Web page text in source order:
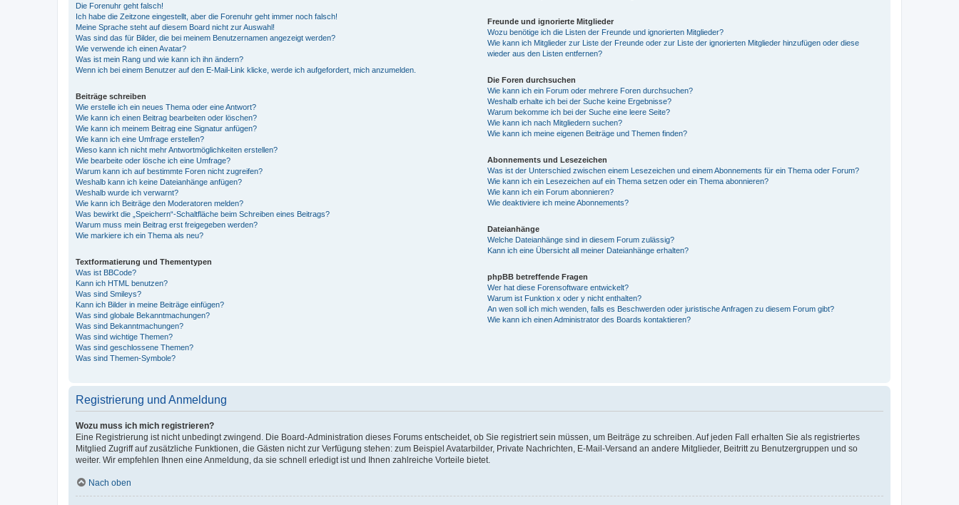
Die Forenuhr geht falsch!
Ich habe die Zeitzone eingestellt, aber die Forenuhr geht immer noch falsch!
Meine Sprache steht auf diesem Board nicht zur Auswahl!
Was sind das für Bilder, die bei meinem Benutzernamen angezeigt werden?
Wie verwende ich einen Avatar?
Was ist mein Rang und wie kann ich ihn ändern?
Wenn ich bei einem Benutzer auf den E-Mail-Link klicke, werde ich aufgefordert, mich anzumelden.
Beiträge schreiben
Wie erstelle ich ein neues Thema oder eine Antwort?
Wie kann ich einen Beitrag bearbeiten oder löschen?
Wie kann ich meinem Beitrag eine Signatur anfügen?
Wie kann ich eine Umfrage erstellen?
Wieso kann ich nicht mehr Antwortmöglichkeiten erstellen?
Wie bearbeite oder lösche ich eine Umfrage?
Warum kann ich auf bestimmte Foren nicht zugreifen?
Weshalb kann ich keine Dateianhänge anfügen?
Weshalb wurde ich verwarnt?
Wie kann ich Beiträge den Moderatoren melden?
Was bewirkt die „Speichern“-Schaltfläche beim Schreiben eines Beitrags?
Warum muss mein Beitrag erst freigegeben werden?
Wie markiere ich ein Thema als neu?
Textformatierung und Thementypen
Was ist BBCode?
Kann ich HTML benutzen?
Was sind Smileys?
Kann ich Bilder in meine Beiträge einfügen?
Was sind globale Bekanntmachungen?
Was sind Bekanntmachungen?
Was sind wichtige Themen?
Was sind geschlossene Themen?
Was sind Themen-Symbole?
Freunde und ignorierte Mitglieder
Wozu benötige ich die Listen der Freunde und ignorierten Mitglieder?
Wie kann ich Mitglieder zur Liste der Freunde oder zur Liste der ignorierten Mitglieder hinzufügen oder diese
wieder aus den Listen entfernen?
Die Foren durchsuchen
Wie kann ich ein Forum oder mehrere Foren durchsuchen?
Weshalb erhalte ich bei der Suche keine Ergebnisse?
Warum bekomme ich bei der Suche eine leere Seite?
Wie kann ich nach Mitgliedern suchen?
Wie kann ich meine eigenen Beiträge und Themen finden?
Abonnements und Lesezeichen
Was ist der Unterschied zwischen einem Lesezeichen und einem Abonnements für ein Thema oder Forum?
Wie kann ich ein Lesezeichen auf ein Thema setzen oder ein Thema abonnieren?
Wie kann ich ein Forum abonnieren?
Wie deaktiviere ich meine Abonnements?
Dateianhänge
Welche Dateianhänge sind in diesem Forum zulässig?
Kann ich eine Übersicht all meiner Dateianhänge erhalten?
phpBB betreffende Fragen
Wer hat diese Forensoftware entwickelt?
Warum ist Funktion x oder y nicht enthalten?
An wen soll ich mich wenden, falls es Beschwerden oder juristische Anfragen zu diesem Forum gibt?
Wie kann ich einen Administrator des Boards kontaktieren?
Registrierung und Anmeldung
Wozu muss ich mich registrieren?
Eine Registrierung ist nicht unbedingt zwingend. Die Board-Administration dieses Forums entscheidet, ob Sie registriert sein müssen, um Beiträge zu schreiben. Auf jeden Fall erhalten Sie als registriertes
Mitglied Zugriff auf zusätzliche Funktionen, die Gästen nicht zur Verfügung stehen: zum Beispiel Avatarbilder, Private Nachrichten, E-Mail-Versand an andere Mitglieder, Beitritt zu Benutzergruppen und so
weiter. Wir empfehlen Ihnen eine Anmeldung, da sie schnell erledigt ist und Ihnen zahlreiche Vorteile bietet.
Nach oben